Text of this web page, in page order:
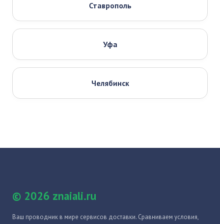
Ставрополь
Уфа
Челябинск
© 2026 znaiali.ru
Ваш проводник в мире сервисов доставки. Сравниваем условия,